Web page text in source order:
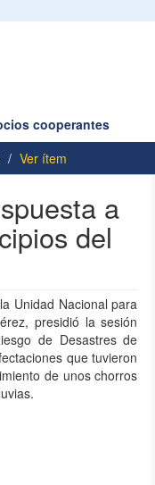
cooperantes
Ver ítem
a
del
Unidad Nacional para
presidió la sesión
de Desastres de
que tuvieron
de unos chorros